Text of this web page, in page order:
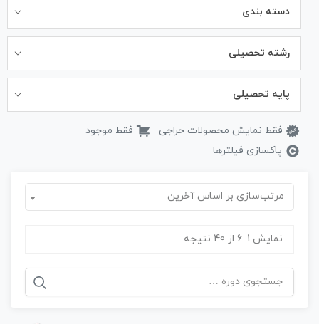
دسته بندی
رشته تحصیلی
پایه تحصیلی
فقط نمایش محصولات حراجی
فقط موجود
پاکسازی فیلترها
مرتب‌سازی بر اساس آخرین
نمایش 1–6 از 40 نتیجه
جستجو
برای: